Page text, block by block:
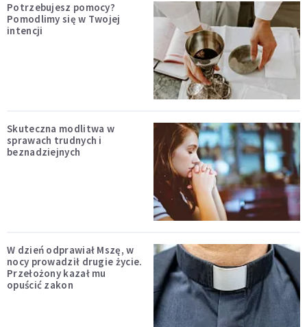
Potrzebujesz pomocy?
Pomodlimy się w Twojej
intencji
Skuteczna modlitwa w
sprawach trudnych i
beznadziejnych
W dzień odprawiał Mszę, w
nocy prowadził drugie życie.
Przełożony kazał mu
opuścić zakon